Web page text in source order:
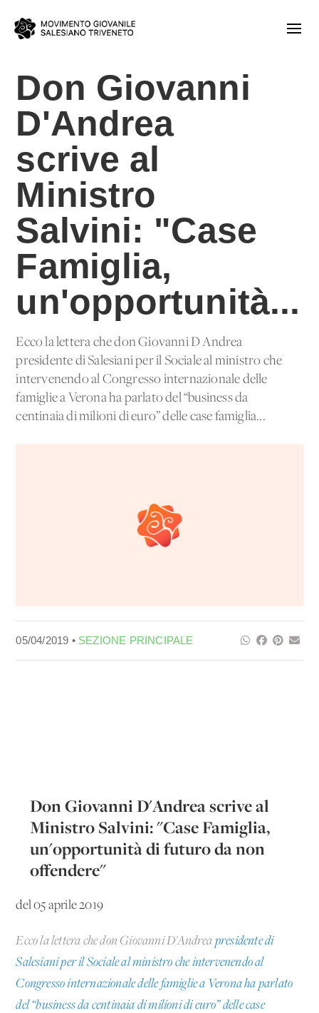
Don Giovanni
D'Andrea
scrive al
Ministro
Salvini: "Case
Famiglia,
un'opportunità...
Ecco la lettera che don Giovanni D'Andrea
presidente di Salesiani per il Sociale al ministro che
intervenendo al Congresso internazionale delle
famiglie a Verona ha parlato del “business da
centinaia di milioni di euro” delle case famiglia...
05/04/2019 • SEZIONE PRINCIPALE
Don Giovanni D'Andrea scrive al
Ministro Salvini: "Case Famiglia,
un'opportunità di futuro da non
offendere"
del 05 aprile 2019
Ecco la lettera che don Giovanni D'Andrea presidente di
Salesiani per il Sociale al ministro che intervenendo al
Congresso internazionale delle famiglie a Verona ha parlato
del “business da centinaia di milioni di euro” delle case